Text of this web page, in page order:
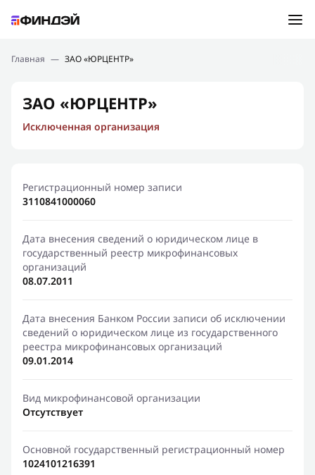
Подбор займа
Новости
Финансовое просвещение
Главная — ЗАО «ЮРЦЕНТР»
ЗАО «ЮРЦЕНТР»
Исключенная организация
Регистрационный номер записи
3110841000060
Дата внесения сведений о юридическом лице в
государственный реестр микрофинансовых
организаций
08.07.2011
Дата внесения Банком России записи об исключении
сведений о юридическом лице из государственного
реестра микрофинансовых организаций
09.01.2014
Вид микрофинансовой организации
Отсутствует
Основной государственный регистрационный номер
1024101216391
Ошибка:Контактная форма не найдена.
Спасибо, что написали нам
Мы свяжемся с Вами в ближайшее время и сообщим
результат
Отправить новый запрос